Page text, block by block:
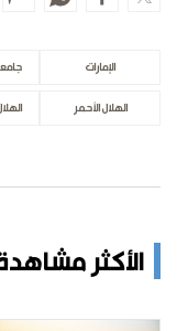
الإمارات
الهلال الأحمر
الأكثر مشاهدة